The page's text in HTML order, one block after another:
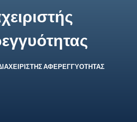
ΑΦΕΡΕΓΓΥΌΤΗΤΑΣ